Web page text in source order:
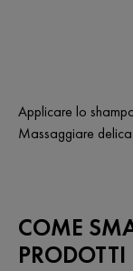
Applicare lo
Massaggiare
COME
PRODOTTI